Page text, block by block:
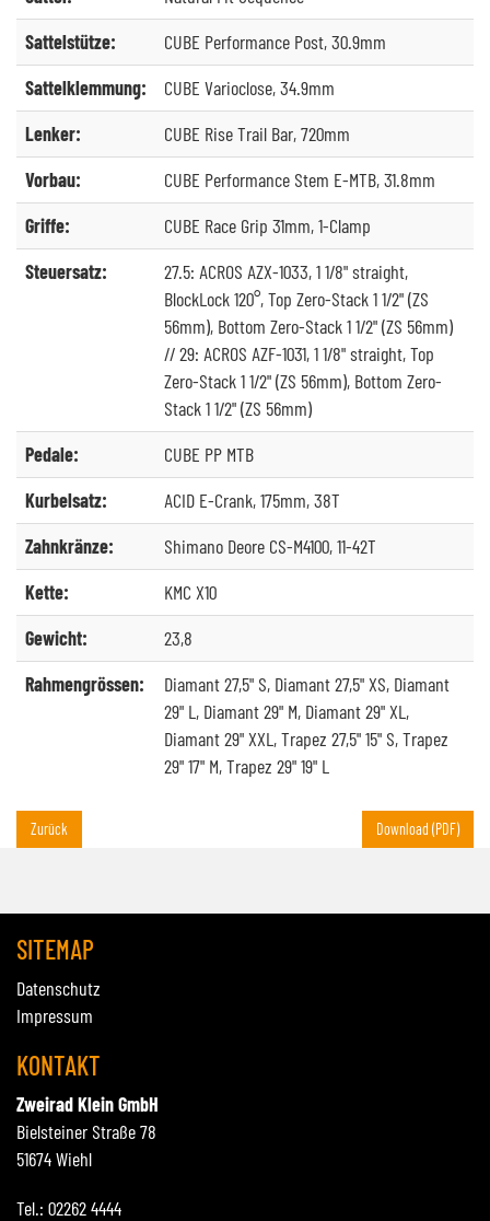
Sattelstütze:
CUBE Performance Post, 30.9mm
Sattelklemmung:
CUBE Varioclose, 34.9mm
Lenker:
CUBE Rise Trail Bar, 720mm
Vorbau:
CUBE Performance Stem E-MTB, 31.8mm
Griffe:
CUBE Race Grip 31mm, 1-Clamp
Steuersatz:
27.5: ACROS AZX-1033, 1 1/8" straight,
BlockLock 120°, Top Zero-Stack 1 1/2" (ZS
56mm), Bottom Zero-Stack 1 1/2" (ZS 56mm)
// 29: ACROS AZF-1031, 1 1/8" straight, Top
Zero-Stack 1 1/2" (ZS 56mm), Bottom Zero-
Stack 1 1/2" (ZS 56mm)
Pedale:
CUBE PP MTB
Kurbelsatz:
ACID E-Crank, 175mm, 38T
Zahnkränze:
Shimano Deore CS-M4100, 11-42T
Kette:
KMC X10
Gewicht:
23,8
Rahmengrössen:
Diamant 27,5" S, Diamant 27,5" XS, Diamant
29" L, Diamant 29" M, Diamant 29" XL,
Diamant 29" XXL, Trapez 27,5" 15" S, Trapez
29" 17" M, Trapez 29" 19" L
Zurück Download (PDF)
SITEMAP
Datenschutz
Impressum
KONTAKT
Zweirad Klein GmbH
Bielsteiner Straße 78
51674 Wiehl
Tel.: 02262 4444